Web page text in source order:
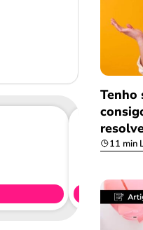
Tenho
11 min